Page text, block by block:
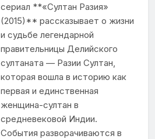
сериал **«Султан Разия»
(2015)** рассказывает о жизни
и судьбе легендарной
правительницы Делийского
султаната — Разии Султан,
которая вошла в историю как
первая и единственная
женщина-султан в
средневековой Индии.
События разворачиваются в